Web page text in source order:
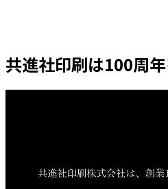
共進社印刷は100周